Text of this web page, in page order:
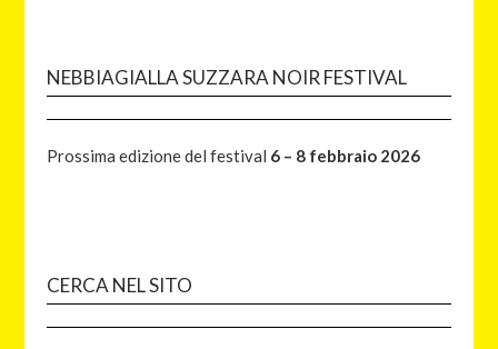
NEBBIAGIALLA SUZZARA NOIR FESTIVAL
Prossima edizione del festival 6 – 8 febbraio 2026
CERCA NEL SITO